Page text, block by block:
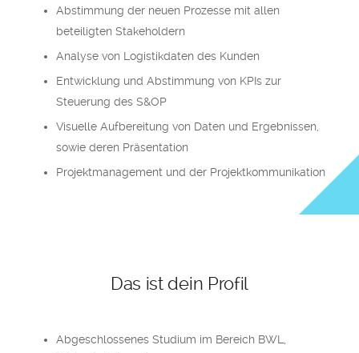
Abstimmung der neuen Prozesse mit allen
beteiligten Stakeholdern
Analyse von Logistikdaten des Kunden
Entwicklung und Abstimmung von KPIs zur
Steuerung des S&OP
Visuelle Aufbereitung von Daten und Ergebnissen,
sowie deren Präsentation
Projektmanagement und der Projektkommunikation
Das ist dein Profil
Abgeschlossenes Studium im Bereich BWL,